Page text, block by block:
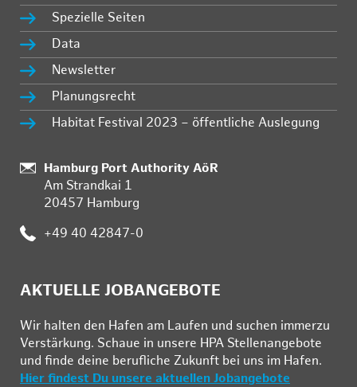
Spezielle Seiten
Data
Newsletter
Planungsrecht
Habitat Festival 2023 – öffentliche Auslegung
:
Hamburg Port Authority AöR
Am Strandkai 1
20457 Hamburg
: +49 40 42847-0
AKTUELLE JOBANGEBOTE
Wir hal­ten den Ha­fen am Lau­fen und su­chen im­mer­zu
Ver­stär­kung. Schau­e in un­se­re HPA Stel­len­an­ge­bo­te
und fin­de deine be­ruf­li­che Zu­kunft bei uns im Ha­fen.
Hier findest Du unsere aktuellen Jobangebote